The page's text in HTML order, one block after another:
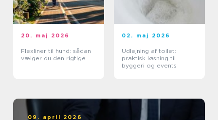
20. maj 2026
Flexliner til hund: sådan
vælger du den rigtige
02. maj 2026
Udlejning af toilet:
praktisk løsning til
byggeri og events
09. april 2026